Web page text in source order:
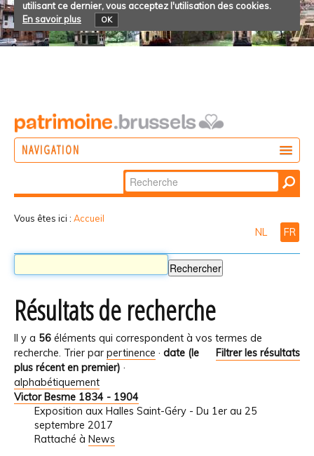
utilisant ce dernier, vous acceptez l'utilisation des cookies.
En savoir plus
OK
NAVIGATION
Chercher par
Recherche
Vous êtes ici : Accueil
NL FR
Résultats de recherche
Il y a 56 éléments qui correspondent à vos termes de
recherche.
Filtrer les résultats
Trier par pertinence · date (le
plus récent en premier) ·
alphabétiquement
Victor Besme 1834 - 1904
Exposition aux Halles Saint-Géry - Du 1er au 25
septembre 2017
Rattaché à News